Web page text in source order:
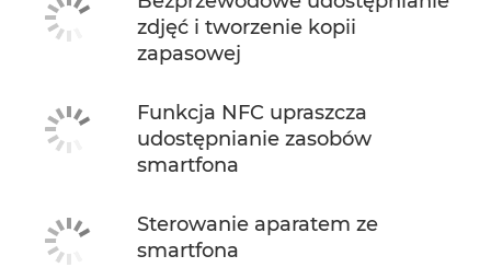
zdjęć i tworzenie kopii
zapasowej
Funkcja NFC upraszcza
udostępnianie zasobów
smartfona
Sterowanie aparatem ze
smartfona